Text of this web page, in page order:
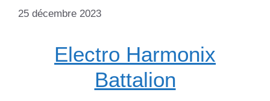
25 décembre 2023
Electro Harmonix
Battalion